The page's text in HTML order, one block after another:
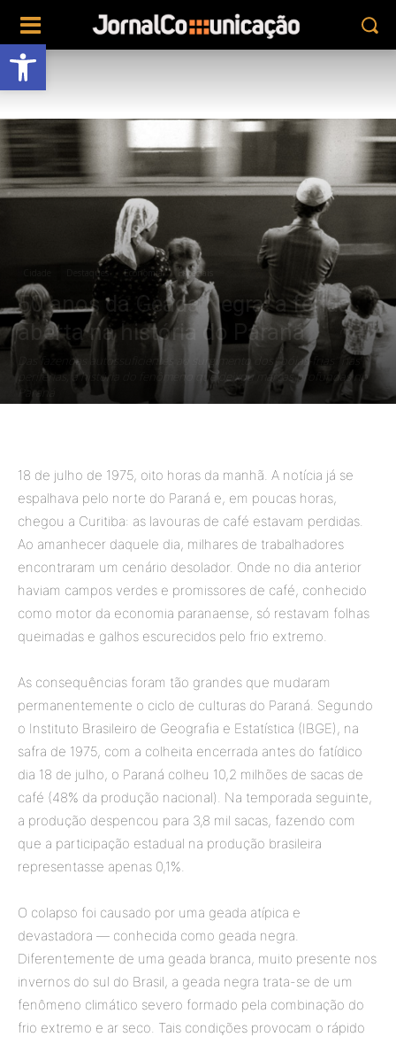
Abrir a barra de ferramentas
Destaques Economia Especiais
50 anos da Geada Negra: a ferida
aberta na história do Paraná
Das fazendas autossuficientes ao surgimento dos "bóias-frias" nas
periferias; a história do fenômeno que deixou marcas profundas no
Paraná
18 de julho de 1975, oito horas da manhã. A notícia já se
espalhava pelo norte do Paraná e, em poucas horas,
chegou a Curitiba: as lavouras de café estavam perdidas.
Ao amanhecer daquele dia, milhares de trabalhadores
encontraram um cenário desolador. Onde no dia anterior
haviam campos verdes e promissores de café, conhecido
como motor da economia paranaense, só restavam folhas
queimadas e galhos escurecidos pelo frio extremo.
As consequências foram tão grandes que mudaram
permanentemente o ciclo de culturas do Paraná. Segundo
o Instituto Brasileiro de Geografia e Estatística (IBGE), na
safra de 1975, com a colheita encerrada antes do fatídico
dia 18 de julho, o Paraná colheu 10,2 milhões de sacas de
café (48% da produção nacional). Na temporada seguinte,
a produção despencou para 3,8 mil sacas, fazendo com
que a participação estadual na produção brasileira
representasse apenas 0,1%.
O colapso foi causado por uma geada atípica e
devastadora — conhecida como geada negra.
Diferentemente de uma geada branca, muito presente nos
invernos do sul do Brasil, a geada negra trata-se de um
fenômeno climático severo formado pela combinação do
frio extremo e ar seco. Tais condições provocam o rápido